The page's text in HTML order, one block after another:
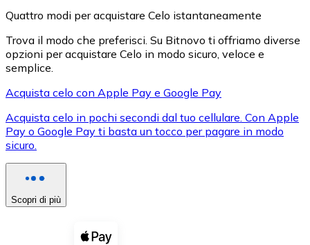
XRP
XRP
Vedi tutto
Buoni cripto
Quattro modi per acquistare Celo istantaneamente
Trova il modo che preferisci. Su Bitnovo ti offriamo diverse
opzioni per acquistare Celo in modo sicuro, veloce e
semplice.
Acquista celo con Apple Pay e Google Pay
Acquista celo in pochi secondi dal tuo cellulare. Con Apple
Pay o Google Pay ti basta un tocco per pagare in modo
sicuro.
Scopri di più